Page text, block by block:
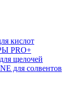
кислот
PRO+
щелочей
для солвентов